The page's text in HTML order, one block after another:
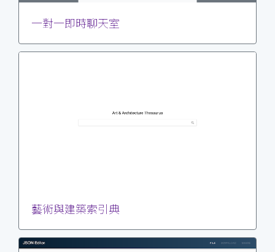
一對一即時聊天室
藝術與建築索引典